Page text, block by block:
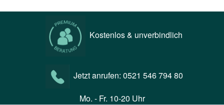
Kostenlos & unverbindlich
Jetzt anrufen: 0521 546 794 80
Mo. - Fr. 10-20 Uhr